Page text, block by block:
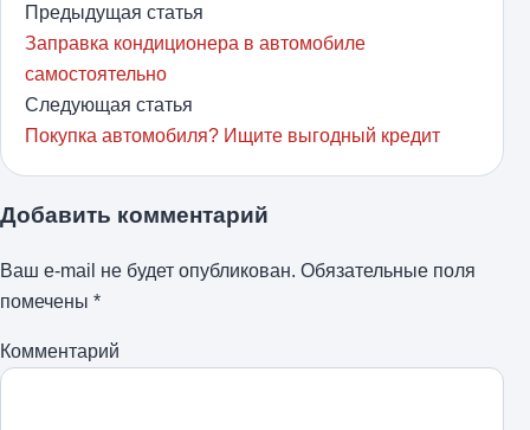
Предыдущая статья
Заправка кондиционера в автомобиле
самостоятельно
Следующая статья
Покупка автомобиля? Ищите выгодный кредит
Добавить комментарий
Ваш e-mail не будет опубликован. Обязательные поля
помечены *
Комментарий